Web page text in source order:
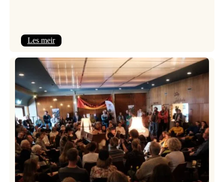
Les meir:
frå
Vossa
Jazz
om
endringar
i
administrasjonen